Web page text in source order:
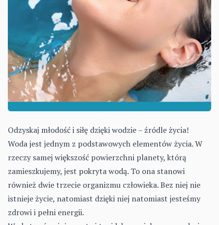
Odzyskaj młodość i siłę dzięki wodzie – źródle życia!
Woda jest jednym z podstawowych elementów życia. W
rzeczy samej większość powierzchni planety, którą
zamieszkujemy, jest pokryta wodą. To ona stanowi
również dwie trzecie organizmu człowieka. Bez niej nie
istnieje życie, natomiast dzięki niej natomiast jesteśmy
zdrowi i pełni energii.